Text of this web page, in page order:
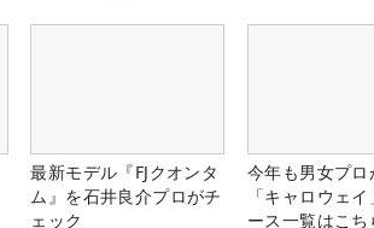
最新モデル『FJクオンタ
ム』を石井良介プロがチ
ェック
今年も男女プロ
「キャロウェ
ース一覧はこち